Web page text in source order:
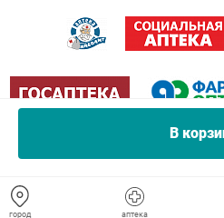
город аптека
В